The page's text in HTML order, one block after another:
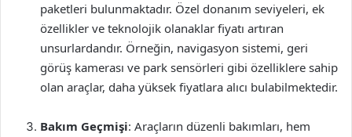
paketleri bulunmaktadır. Özel donanım seviyeleri, ek
özellikler ve teknolojik olanaklar fiyatı artıran
unsurlardandır. Örneğin, navigasyon sistemi, geri
görüş kamerası ve park sensörleri gibi özelliklere sahip
olan araçlar, daha yüksek fiyatlara alıcı bulabilmektedir.
Bakım Geçmişi: Araçların düzenli bakımları, hem